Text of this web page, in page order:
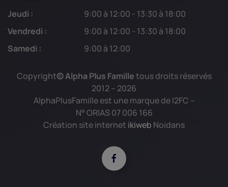
Jeudi :
9:00 à 12:00 - 13:30 à 18:00
Vendredi :
9:00 à 12:00 - 13:30 à 18:00
Samedi :
9:00 à 12:00
Copyright© Alpha Plus Familletous droits réservés
2012 – 2026
AlphaPlusFamille est une marque de I2FC –
N° ORIAS 07 006 166
Création site internet ikiweb Noidans